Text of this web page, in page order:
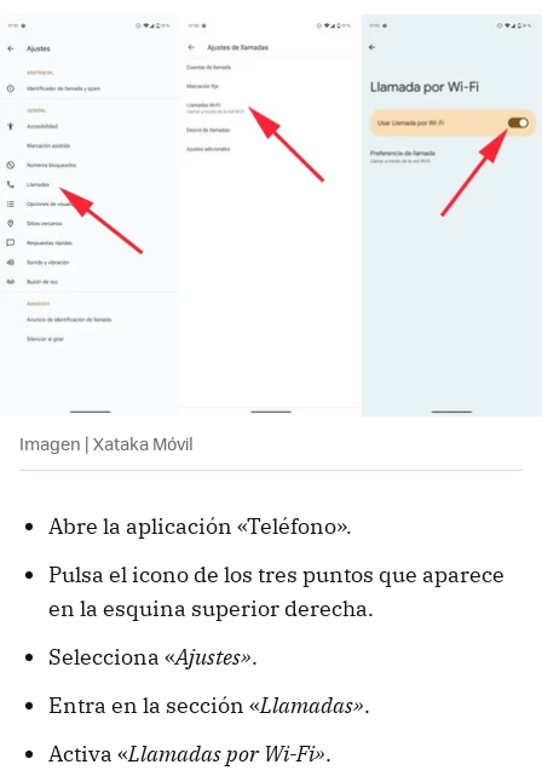
Imagen | Xataka Móvil
Abre la aplicación «Teléfono».
Pulsa el icono de los tres puntos que aparece
en la esquina superior derecha.
Selecciona «Ajustes».
Entra en la sección «Llamadas».
Activa «Llamadas por Wi-Fi».